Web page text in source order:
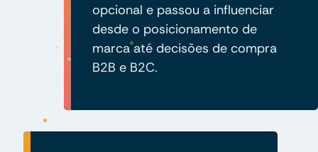
opcional e passou a influenciar
desde o posicionamento de
marca até decisões de compra
B2B e B2C.